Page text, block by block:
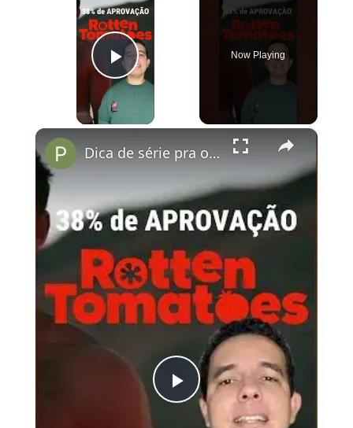
Play Video
Now Playing
×
Play
Dica de série pra os fãs de Wicked!